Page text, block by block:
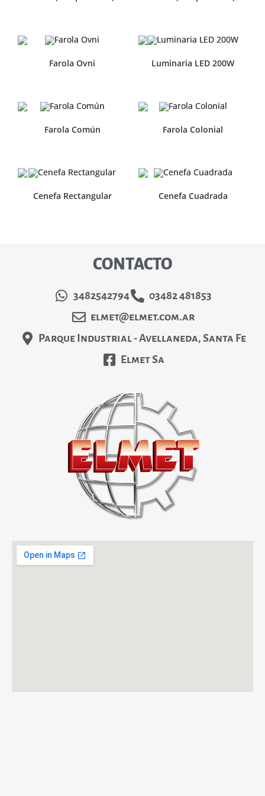
Farola Ovni Luminaria LED 200W
Farola Común Farola Colonial
Cenefa Rectangular Cenefa Cuadrada
CONTACTO
3482542794
03482 481853
elmet@elmet.com.ar
Parque Industrial - Avellaneda, Santa Fe
Elmet Sa